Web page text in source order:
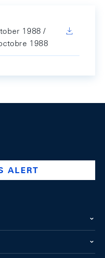
1988 /
1988
company/swiss-national-
@swissnationalbank
ALERT